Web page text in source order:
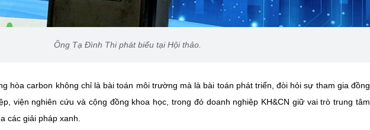
Ông Tạ Đình Thi phát biểu tại Hội thảo.
hòa carbon không chỉ là bài toán môi trường mà là bài toán phát triển, đòi hỏi sự tham gia đồng
viện nghiên cứu và cộng đồng khoa học, trong đó doanh nghiệp KH&CN giữ vai trò trung tâm
các giải pháp xanh.